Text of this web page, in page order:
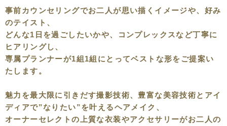
事前カウンセリングでお二人が思い描くイメージや、好み
のテイスト、
どんな1日を過ごしたいかや、コンプレックスなど丁寧に
ヒアリングし、
専属プランナーが1組1組にとってベストな形をご提案い
たします。
魅力を最大限に引きだす撮影技術、豊富な美容技術とアイ
ディアで”なりたい”を叶えるヘアメイク、
オーナーセレクトの上質な衣装やアクセサリーがお二人の